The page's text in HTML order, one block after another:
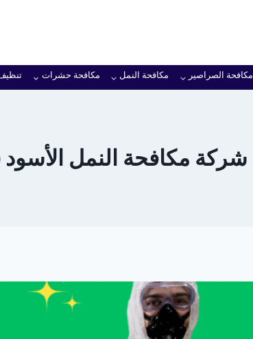
مكافحة الصراصير مكافحة النمل مكافحة حشرات
شركة مكافحة النمل الأسود